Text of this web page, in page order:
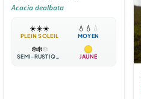
Acacia dealbata
☀️☀️☀️
PLEIN SOLEIL
💧 💧 💧
MOYEN
❄️❄️❄️
SEMI-RUSTIQUE JAUNE